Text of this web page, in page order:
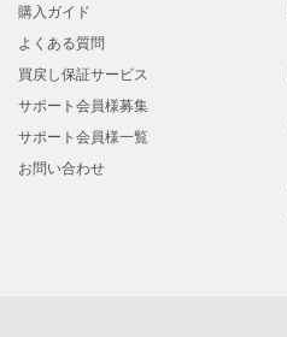
購入ガイド
よくある質問
買戻し保証サービス
サポート会員様募集
サポート会員様一覧
お問い合わせ